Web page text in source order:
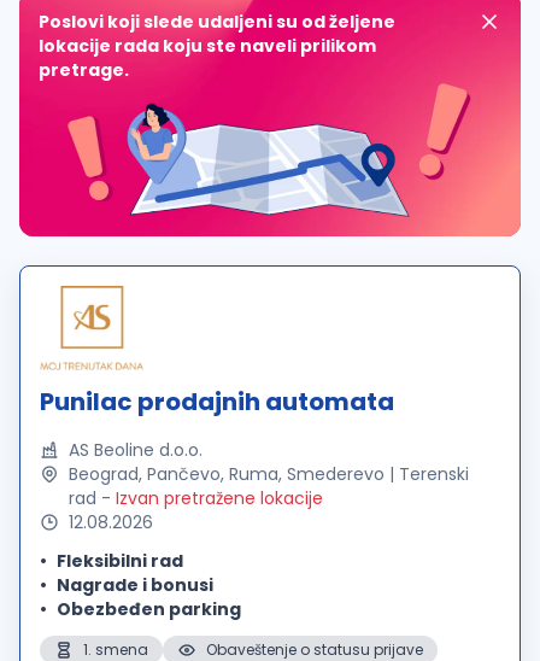
Poslovi koji slede udaljeni su od željene
lokacije rada koju ste naveli prilikom
pretrage.
Punilac prodajnih automata
AS Beoline d.o.o.
Beograd, Pančevo, Ruma, Smederevo | Terenski
rad - Izvan pretražene lokacije
12.08.2026
Fleksibilni rad
Nagrade i bonusi
Obezbeđen parking
1. smena Obaveštenje o statusu prijave